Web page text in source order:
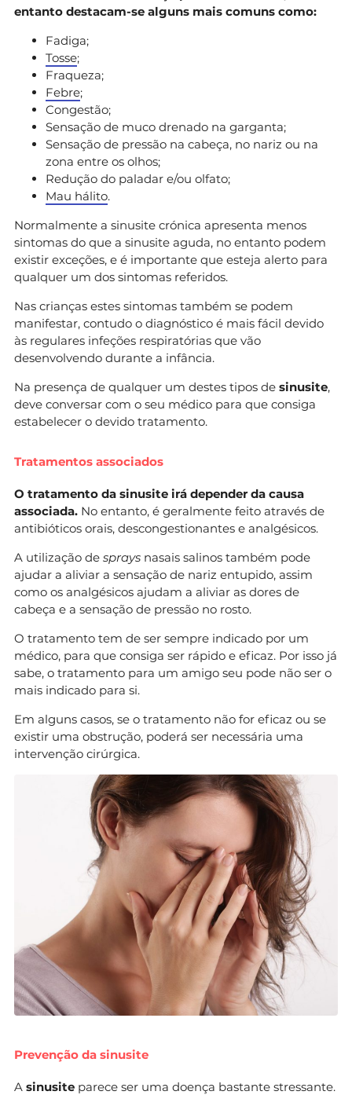
entanto destacam-se alguns mais comuns como:
Fadiga;
Tosse;
Fraqueza;
Febre;
Congestão;
Sensação de muco drenado na garganta;
Sensação de pressão na cabeça, no nariz ou na
zona entre os olhos;
Redução do paladar e/ou olfato;
Mau hálito.
Normalmente a sinusite crónica apresenta menos
sintomas do que a sinusite aguda, no entanto podem
existir exceções, e é importante que esteja alerto para
qualquer um dos sintomas referidos.
Nas crianças estes sintomas também se podem
manifestar, contudo o diagnóstico é mais fácil devido
às regulares infeções respiratórias que vão
desenvolvendo durante a infância.
Na presença de qualquer um destes tipos de sinusite,
deve conversar com o seu médico para que consiga
estabelecer o devido tratamento.
Tratamentos associados
O tratamento da sinusite irá depender da causa
associada. No entanto, é geralmente feito através de
antibióticos orais, descongestionantes e analgésicos.
A utilização de sprays nasais salinos também pode
ajudar a aliviar a sensação de nariz entupido, assim
como os analgésicos ajudam a aliviar as dores de
cabeça e a sensação de pressão no rosto.
O tratamento tem de ser sempre indicado por um
médico, para que consiga ser rápido e eficaz. Por isso já
sabe, o tratamento para um amigo seu pode não ser o
mais indicado para si.
Em alguns casos, se o tratamento não for eficaz ou se
existir uma obstrução, poderá ser necessária uma
intervenção cirúrgica.
Prevenção da sinusite
A sinusite parece ser uma doença bastante stressante.